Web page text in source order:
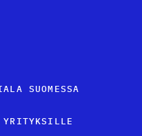
SUOMESSA